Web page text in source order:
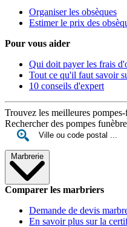
Organiser les obsèques
Estimer le prix des
Pour vous aider
Qui doit payer les frais
Tout ce qu'il faut savoir
10 conseils d'expert
Trouvez les meilleures
Rechercher des pompes
Marbrerie
Comparer les marbriers
Demande de devis
En savoir plus sur la